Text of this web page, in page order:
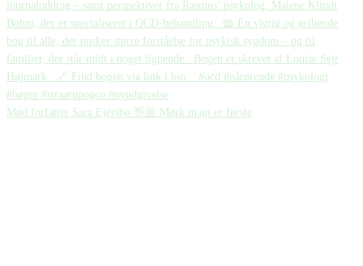
Mød forfatter Sara Ejersbo 👋🏼 Mørk magi er første